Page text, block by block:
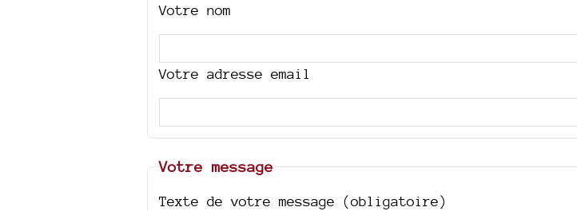
Votre nom
Votre adresse email
Votre message
Texte de votre message (obligatoire)